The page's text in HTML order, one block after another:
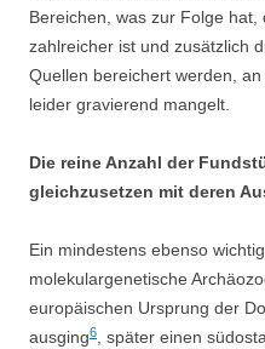
Bereichen, was zur Folge
zahlreicher ist und zusätzlich
Quellen bereichert werden,
leider gravierend mangelt.
Die reine Anzahl der
gleichzusetzen mit deren
Ein mindestens ebenso
molekulargenetische
europäischen Ursprung der
ausging6
, später einen